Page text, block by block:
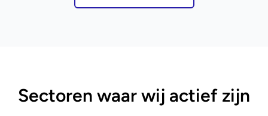
Sectoren waar wij actief zijn